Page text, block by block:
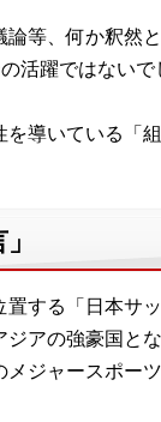
等、何か釈然
活躍ではないで
導いている「
する「日本サ
アの強豪国と
ジャースポー